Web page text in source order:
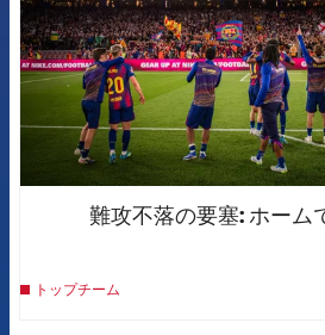
難攻不落の要塞: ホーム
トップチーム